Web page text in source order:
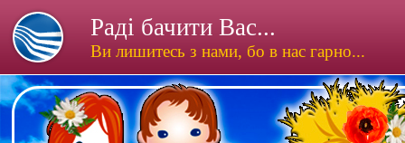
Раді бачити Вас...
Ви лишитесь з нами, бо в нас гарно...